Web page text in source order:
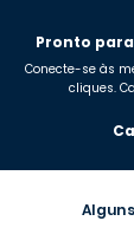
Pronto
Conecte-se às
cliques.